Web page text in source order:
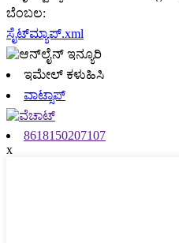
ಬೆಂಬಲ:
ಸೈಟ್‌ಮ್ಯಾಪ್.xml
ಇಮೇಲ್ ಕಳುಹಿಸಿ
ವಾಟ್ಸಾಪ್
8618150207107
x